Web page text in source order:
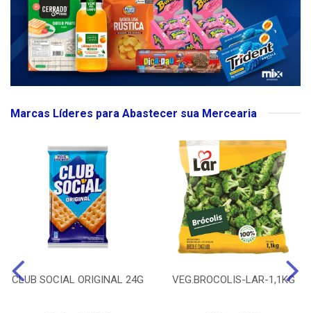
Marcas Líderes para Abastecer sua Mercearia
CLUB SOCIAL ORIGINAL 24G VEG.BROCOLIS-LAR-1,1KG